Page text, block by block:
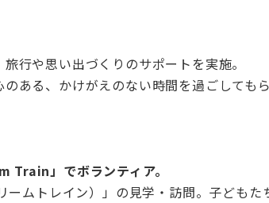
行や思い出づくりのサポートを実施。
ある、かけがえのない時間を過ごしてもら
Train」でボランティア。
ムトレイン）」の見学・訪問。子ども